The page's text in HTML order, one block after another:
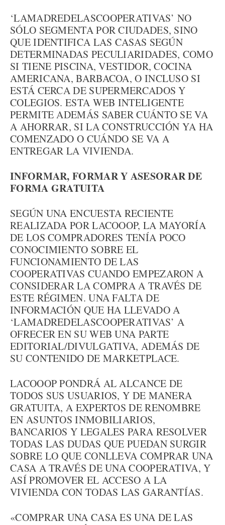
‘LAMADREDELASCOOPERATIVAS’ NO
SÓLO SEGMENTA POR CIUDADES, SINO
QUE IDENTIFICA LAS CASAS SEGÚN
DETERMINADAS PECULIARIDADES, COMO
SI TIENE PISCINA, VESTIDOR, COCINA
AMERICANA, BARBACOA, O INCLUSO SI
ESTÁ CERCA DE SUPERMERCADOS Y
COLEGIOS. ESTA WEB INTELIGENTE
PERMITE ADEMÁS SABER CUÁNTO SE VA
A AHORRAR, SI LA CONSTRUCCIÓN YA HA
COMENZADO O CUÁNDO SE VA A
ENTREGAR LA VIVIENDA.
INFORMAR, FORMAR Y ASESORAR DE
FORMA GRATUITA
SEGÚN UNA ENCUESTA RECIENTE
REALIZADA POR LACOOOP, LA MAYORÍA
DE LOS COMPRADORES TENÍA POCO
CONOCIMIENTO SOBRE EL
FUNCIONAMIENTO DE LAS
COOPERATIVAS CUANDO EMPEZARON A
CONSIDERAR LA COMPRA A TRAVÉS DE
ESTE RÉGIMEN. UNA FALTA DE
INFORMACIÓN QUE HA LLEVADO A
‘LAMADREDELASCOOPERATIVAS’ A
OFRECER EN SU WEB UNA PARTE
EDITORIAL/DIVULGATIVA, ADEMÁS DE
SU CONTENIDO DE MARKETPLACE.
LACOOOP PONDRÁ AL ALCANCE DE
TODOS SUS USUARIOS, Y DE MANERA
GRATUITA, A EXPERTOS DE RENOMBRE
EN ASUNTOS INMOBILIARIOS,
BANCARIOS Y LEGALES PARA RESOLVER
TODAS LAS DUDAS QUE PUEDAN SURGIR
SOBRE LO QUE CONLLEVA COMPRAR UNA
CASA A TRAVÉS DE UNA COOPERATIVA, Y
ASÍ PROMOVER EL ACCESO A LA
VIVIENDA CON TODAS LAS GARANTÍAS.
«COMPRAR UNA CASA ES UNA DE LAS